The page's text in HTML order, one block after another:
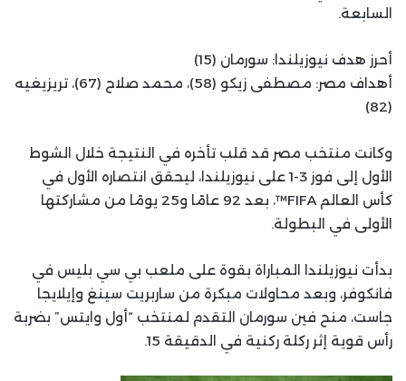
السابعة.
أحرز هدف نيوزيلندا: سورمان (15)
أهداف مصر: مصطفى زيكو (58)، محمد صلاح (67)، تريزيغيه
(82)
وكانت منتخب مصر قد قلب تأخره في النتيجة خلال الشوط
الأول إلى فوز 3-1 على نيوزيلندا، ليحقق انتصاره الأول في
كأس العالم FIFA™، بعد 92 عامًا و25 يومًا من مشاركتها
الأولى في البطولة.
بدأت نيوزيلندا المباراة بقوة على ملعب بي سي بليس في
فانكوفر، وبعد محاولات مبكرة من ساربريت سينغ وإيلايجا
جاست، منح فين سورمان التقدم لمنتخب “أول وايتس” بضربة
رأس قوية إثر ركلة ركنية في الدقيقة 15.